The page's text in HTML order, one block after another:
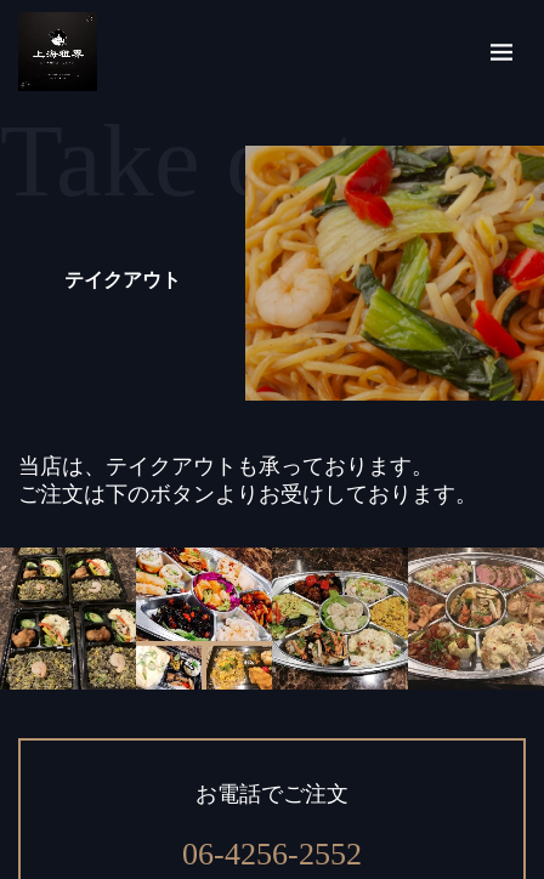
Take out
テイクアウト
当店は、テイクアウトも承っております。
ご注文は下のボタンよりお受けしております。
お電話でご注文
06-4256-2552